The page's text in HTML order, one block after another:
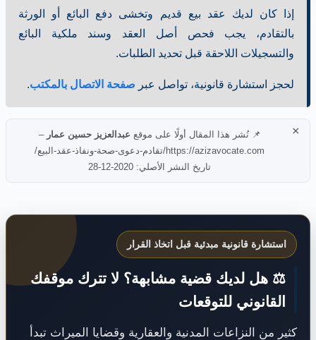
إذا كان لديك عقد بيع قديم وتخشى دفع البائع أو الورثة
بالتقادم، يجب فحص أصل العقد وسند ملكية البائع
والتسجيلات اللاحقة قبل تحديد الطلبات.
لحجز استشارة قانونية، تواصل عبر صفحة الاتصال بالمكتب.
📌 نُشر هذا المقال أولًا على موقع عبدالعزيز حسين عمار –
https://azizavocate.com/تقادم-دعوى-صحة-ونفاذ-عقد-البيع/
تاريخ النشر الأصلي: 2020-12-28
×
استشارة قانونية مبدئية قبل اتخاذ القرار
⚖️ هل لديك قضية مشابهة؟ لا تترك موقفك
القانوني للتوقعات
كثير من النزاعات المدنية والعقارية وقضايا الميراث تبدأ